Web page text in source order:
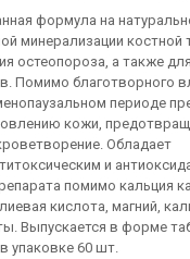
формула на
минерализации костной
остеопороза, а также
Помимо благотворного
периоде
кожи,
Обладает
и
помимо кальция
кислота, магний,
Выпускается в форме
упаковке 60 шт.